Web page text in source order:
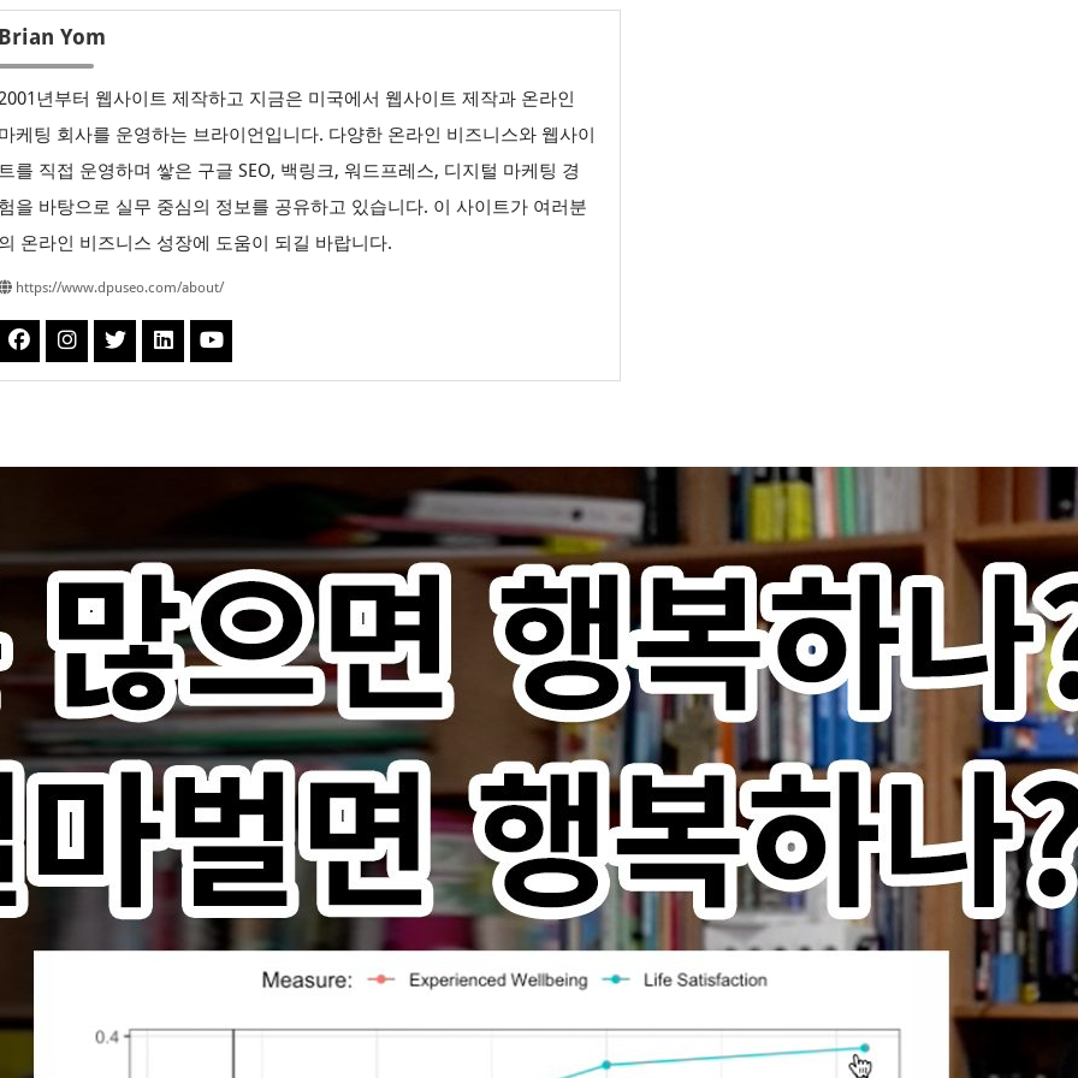
Yom
년부터 웹사이트 제작하고 지금은 미국에서 웹사이트 제작과 온라인
케팅 회사를 운영하는 브라이언입니다. 다양한 온라인 비즈니스와 웹사이
를 직접 운영하며 쌓은 구글 SEO, 백링크, 워드프레스, 디지털 마케팅 경
을 바탕으로 실무 중심의 정보를 공유하고 있습니다. 이 사이트가 여러분
온라인 비즈니스 성장에 도움이 되길 바랍니다.
https://www.dpuseo.com/about/